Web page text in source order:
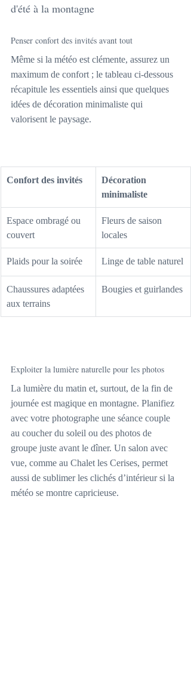
d'été à la montagne
Penser confort des invités avant tout
Même si la météo est clémente, assurez un
maximum de confort ; le tableau ci-dessous
récapitule les essentiels ainsi que quelques
idées de décoration minimaliste qui
valorisent le paysage.
Confort des invités
Décoration
minimaliste
Espace ombragé ou
couvert
Fleurs de saison
locales
Plaids pour la soirée Linge de table naturel
Chaussures adaptées
aux terrains
Bougies et guirlandes
Exploiter la lumière naturelle pour les photos
La lumière du matin et, surtout, de la fin de
journée est magique en montagne. Planifiez
avec votre photographe une séance couple
au coucher du soleil ou des photos de
groupe juste avant le dîner. Un salon avec
vue, comme au Chalet les Cerises, permet
aussi de sublimer les clichés d’intérieur si la
météo se montre capricieuse.